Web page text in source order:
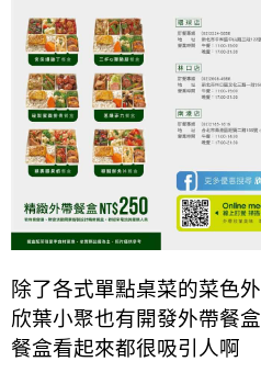
除了各式單點桌菜的菜色外
欣葉小聚也有開發外帶餐盒
餐盒看起來都很吸引人啊